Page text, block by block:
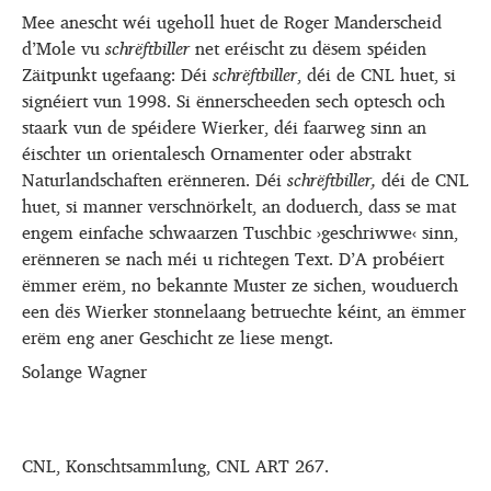
Mee anescht wéi ugeholl huet de Roger Manderscheid
d’Mole vuschrëftbillernet eréischt zu dësem spéiden
Zäitpunkt ugefaang: Déischrëftbiller, déi de CNL huet, si
signéiert vun 1998. Si ënnerscheeden sech optesch och
staark vun de spéidere Wierker, déi faarweg sinn an
éischter un orientalesch Ornamenter oder abstrakt
Naturlandschaften erënneren. Déischrëftbiller, déi de CNL
huet, si manner verschnörkelt, an doduerch, dass se mat
engem einfache schwaarzen Tuschbic ›geschriwwe‹ sinn,
erënneren se nach méi u richtegen Text. D’A probéiert
ëmmer erëm, no bekannte Muster ze sichen, wouduerch
een dës Wierker stonnelaang betruechte kéint, an ëmmer
erëm eng aner Geschicht ze liese mengt.
Solange Wagner
CNL, Konschtsammlung, CNL ART 267.